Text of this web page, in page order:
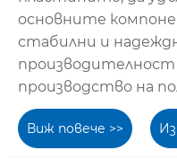
основните
стабилни и
производителност
производство на
Виж повече >>